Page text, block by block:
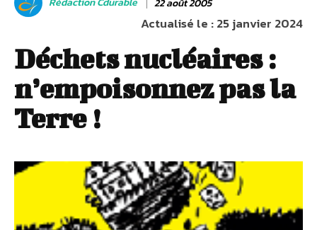
Actualisé le :25 janvier 2024
Déchets nucléaires :
n’empoisonnez pas la
Terre !